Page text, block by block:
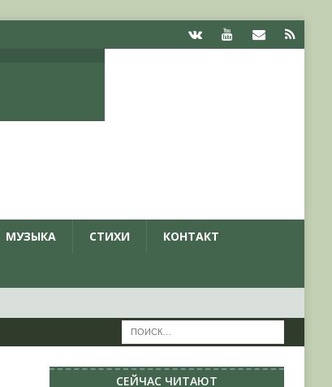
МУЗЫКА СТИХИ КОНТАКТ
СЕЙЧАС ЧИТАЮТ